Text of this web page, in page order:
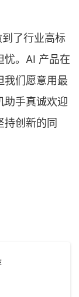
到了行业高标
忧。AI 产品在
我们愿意用最
助手真诚欢迎
持创新的同